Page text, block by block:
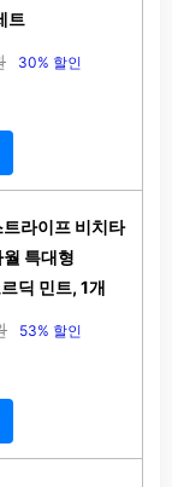
트
30% 할인
라이프 비치타
특대형
딕 민트, 1개
53% 할인